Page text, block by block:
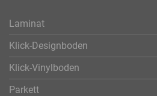
Laminat
Klick-Designboden
Klick-Vinylboden
Parkett